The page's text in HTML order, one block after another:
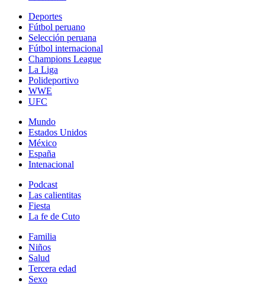
Deportes
Fútbol peruano
Selección peruana
Fútbol internacional
Champions League
La Liga
Polideportivo
WWE
UFC
Mundo
Estados Unidos
México
España
Intenacional
Podcast
Las calientitas
Fiesta
La fe de Cuto
Familia
Niños
Salud
Tercera edad
Sexo